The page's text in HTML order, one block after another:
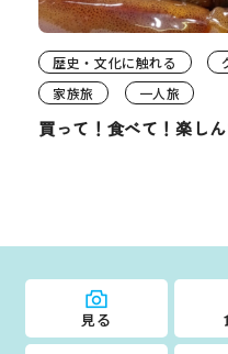
歴史・文化に触れる
家族旅
一人旅
買って！食べて！楽し
見る